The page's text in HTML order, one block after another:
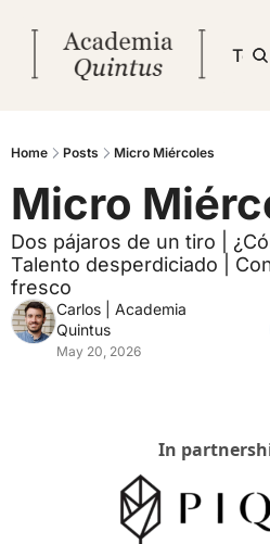
Inicio Archivo
Home Posts Micro Miércoles
Micro
Dos pájaros de un tiro |
Talento desperdiciado |
fresco
Carlos | Academia
Quintus
May 20, 2026
In